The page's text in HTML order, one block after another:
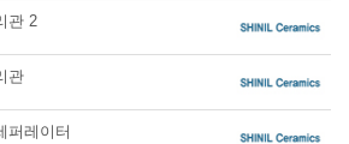
관 2
관
퍼레이터